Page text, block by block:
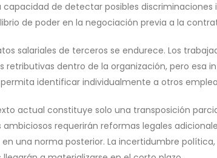
de detectar posibles discriminaciones
de poder en la negociación previa a la
salariales de terceros se endurece. Los
retributivas dentro de la organización, pero esa
identificar individualmente a otros
actual constituye solo una transposición
requerirán reformas legales
una norma posterior. La incertidumbre